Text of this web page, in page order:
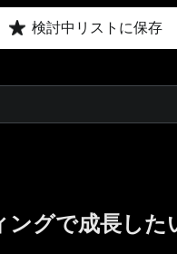
検討中リストに保存
グで成長した